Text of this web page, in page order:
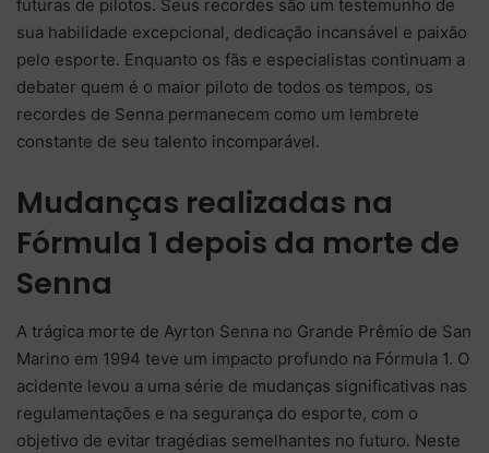
futuras de pilotos. Seus recordes são um testemunho de
sua habilidade excepcional, dedicação incansável e paixão
pelo esporte. Enquanto os fãs e especialistas continuam a
debater quem é o maior piloto de todos os tempos, os
recordes de Senna permanecem como um lembrete
constante de seu talento incomparável.
Mudanças realizadas na
Fórmula 1 depois da morte de
Senna
A trágica morte de Ayrton Senna no Grande Prêmio de San
Marino em 1994 teve um impacto profundo na Fórmula 1. O
acidente levou a uma série de mudanças significativas nas
regulamentações e na segurança do esporte, com o
objetivo de evitar tragédias semelhantes no futuro. Neste